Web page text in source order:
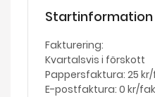
Startinformation
Fakturering:
Kvartalsvis i förskott
Pappersfaktura: 25
E-postfaktura: 0 kr/